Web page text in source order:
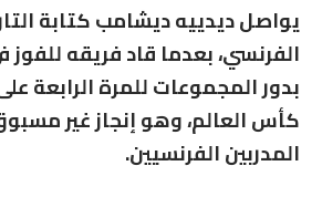
يواصل ديدييه ديشامب كتابة
الفرنسي، بعدما قاد فريقه للفوز
بدور المجموعات للمرة الرابعة
كأس العالم، وهو إنجاز غير
المدربين الفرنسيين.